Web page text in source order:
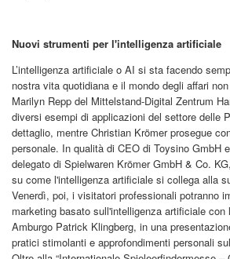
Nuovi strumenti per l'intelligenza artificiale
L’intelligenza artificiale o AI si sta facendo
nostra vita quotidiana e il mondo degli affari
Marilyn Repp del Mittelstand-Digital Zentrum
diversi esempi di applicazioni del settore delle
dettaglio, mentre Christian Krömer prosegue
personale. In qualità di CEO di Toysino GmbH
delegato di Spielwaren Krömer GmbH & Co.
su come l'intelligenza artificiale si collega alla
Venerdì, poi, i visitatori professionali potranno
marketing basato sull'intelligenza artificiale
Amburgo Patrick Klingberg, in una
pratici stimolanti e approfondimenti personali